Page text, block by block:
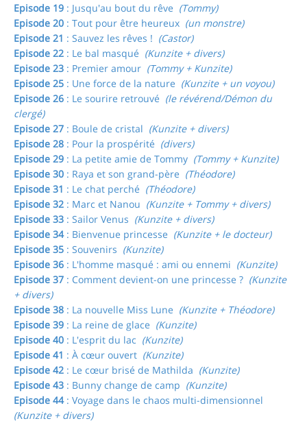
Episode 19 : Jusqu'au bout du rêve (Tommy)
Episode 20 : Tout pour être heureux (un monstre)
Episode 21 : Sauvez les rêves ! (Castor)
Episode 22 : Le bal masqué (Kunzite + divers)
Episode 23 : Premier amour (Tommy + Kunzite)
Episode 25 : Une force de la nature (Kunzite + un voyou)
Episode 26 : Le sourire retrouvé (le révérend/Démon du
clergé)
Episode 27 : Boule de cristal (Kunzite + divers)
Episode 28 : Pour la prospérité (divers)
Episode 29 : La petite amie de Tommy (Tommy + Kunzite)
Episode 30 : Raya et son grand-père (Théodore)
Episode 31 : Le chat perché (Théodore)
Episode 32 : Marc et Nanou (Kunzite + Tommy + divers)
Episode 33 : Sailor Venus (Kunzite + divers)
Episode 34: Bienvenue princesse (Kunzite + le docteur)
Episode 35 : Souvenirs (Kunzite)
Episode 36 : L'homme masqué : ami ou ennemi (Kunzite)
Episode 37 : Comment devient-on une princesse ? (Kunzite
+ divers)
Episode 38 : La nouvelle Miss Lune (Kunzite + Théodore)
Episode 39 : La reine de glace (Kunzite)
Episode 40 : L'esprit du lac (Kunzite)
Episode 41 : À cœur ouvert (Kunzite)
Episode 42 : Le cœur brisé de Mathilda (Kunzite)
Episode 43 : Bunny change de camp (Kunzite)
Episode 44: Voyage dans le chaos multi-dimensionnel
(Kunzite + divers)